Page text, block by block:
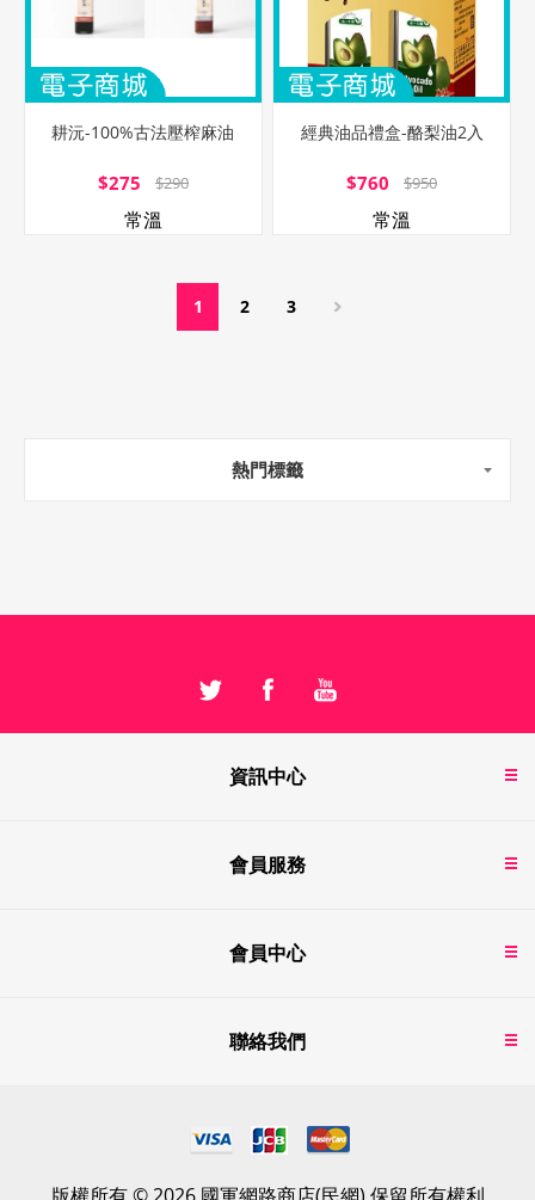
耕沅-100%古法壓榨麻油
$275 $290
常溫
經典油品禮盒-酪梨油2入
$760 $950
常溫
1 2 3
熱門標籤
資訊中心
會員服務
會員中心
聯絡我們